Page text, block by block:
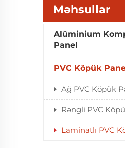
Məhsullar
Alüminium
Panel
PVC Köpük
Ağ PVC Köpük
Rəngli PVC
Laminatlı PVC